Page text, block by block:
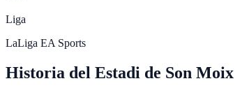
Liga
LaLiga EA Sports
Historia del Estadi de Son Moix